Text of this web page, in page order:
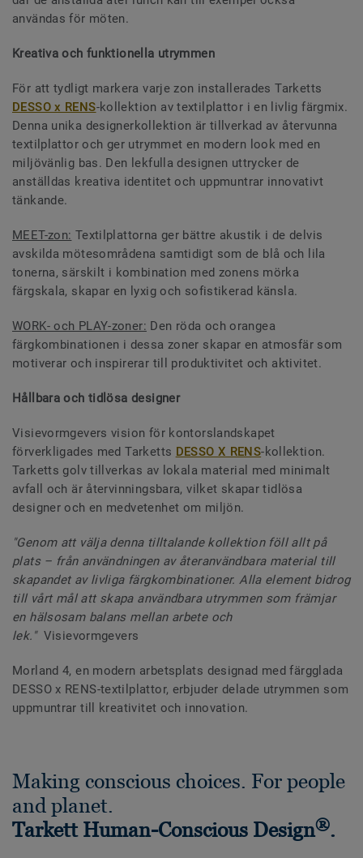
användas för möten.
Kreativa och funktionella utrymmen
För att tydligt markera varje zon installerades Tarketts
DESSO x RENS-kollektion av textilplattor i en livlig färgmix.
Denna unika designerkollektion är tillverkad av återvunna
textilplattor och ger utrymmet en modern look med en
miljövänlig bas. Den lekfulla designen uttrycker de
anställdas kreativa identitet och uppmuntrar innovativt
tänkande.
MEET-zon: Textilplattorna ger bättre akustik i de delvis
avskilda mötesområdena samtidigt som de blå och lila
tonerna, särskilt i kombination med zonens mörka
färgskala, skapar en lyxig och sofistikerad känsla.
WORK- och PLAY-zoner: Den röda och orangea
färgkombinationen i dessa zoner skapar en atmosfär som
motiverar och inspirerar till produktivitet och aktivitet.
Hållbara och tidlösa designer
Visievormgevers vision för kontorslandskapet
förverkligades med Tarketts DESSO X RENS-kollektion.
Tarketts golv tillverkas av lokala material med minimalt
avfall och är återvinningsbara, vilket skapar tidlösa
designer och en medvetenhet om miljön.
"Genom att välja denna tilltalande kollektion föll allt på
plats – från användningen av återanvändbara material till
skapandet av livliga färgkombinationer. Alla element bidrog
till vårt mål att skapa användbara utrymmen som främjar
en hälsosam balans mellan arbete och
lek." Visievormgevers
Morland 4, en modern arbetsplats designad med färgglada
DESSO x RENS-textilplattor, erbjuder delade utrymmen som
uppmuntrar till kreativitet och innovation.
Making conscious choices. For people
and planet.
Tarkett Human-Conscious Design®.